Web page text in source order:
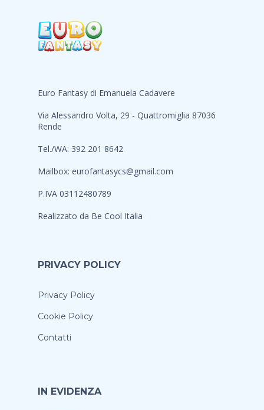
Euro Fantasy di Emanuela Cadavere
Via Alessandro Volta, 29 - Quattromiglia 87036
Rende
Tel./WA: 392 201 8642
Mailbox: eurofantasycs@gmail.com
P.IVA 03112480789
Realizzato da Be Cool Italia
PRIVACY POLICY
Privacy Policy
Cookie Policy
Contatti
IN EVIDENZA